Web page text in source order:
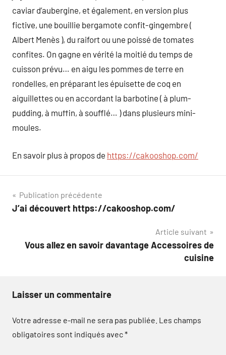
caviar d’aubergine, et également, en version plus
fictive, une bouillie bergamote confit-gingembre (
Albert Menès ), du raifort ou une poissé de tomates
confites. On gagne en vérité la moitié du temps de
cuisson prévu… en aigu les pommes de terre en
rondelles, en préparant les épuisette de coq en
aiguillettes ou en accordant la barbotine ( à plum-
pudding, à muffin, à soufflé… ) dans plusieurs mini-
moules.
En savoir plus à propos de https://cakooshop.com/
Navigation
de
Publication précédente
J’ai découvert https://cakooshop.com/
Article suivant
Vous allez en savoir davantage Accessoires de
cuisine
Laisser un commentaire
Votre adresse e-mail ne sera pas publiée. Les champs
obligatoires sont indiqués avec*